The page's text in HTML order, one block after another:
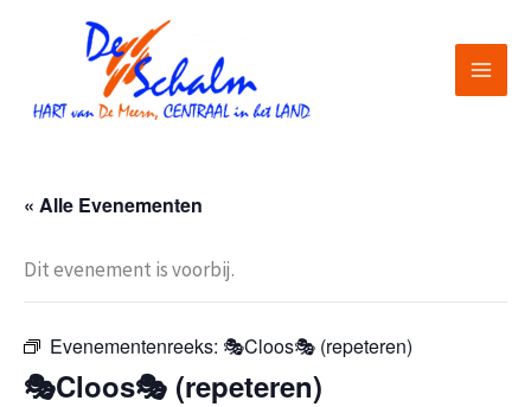
inhoud
« Alle Evenementen
Dit evenement is voorbij.
Evenementenreeks: 🎭Cloos🎭 (repeteren)
🎭Cloos🎭 (repeteren)